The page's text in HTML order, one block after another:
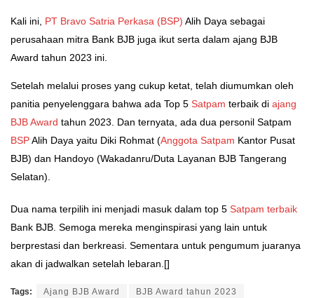
Kali ini, PT Bravo Satria Perkasa (BSP) Alih Daya sebagai
perusahaan mitra Bank BJB juga ikut serta dalam ajang BJB
Award tahun 2023 ini.
Setelah melalui proses yang cukup ketat, telah diumumkan oleh
panitia penyelenggara bahwa ada Top 5 Satpam terbaik di ajang
BJB Award tahun 2023. Dan ternyata, ada dua personil Satpam
BSPAlih Daya yaitu Diki Rohmat (Anggota Satpam Kantor Pusat
BJB) dan Handoyo (Wakadanru/Duta Layanan BJB Tangerang
Selatan).
Dua nama terpilih ini menjadi masuk dalam top 5 Satpam terbaik
Bank BJB. Semoga mereka menginspirasi yang lain untuk
berprestasi dan berkreasi. Sementara untuk pengumum juaranya
akan di jadwalkan setelah lebaran.[]
Tags: Ajang BJB Award BJB Award tahun 2023